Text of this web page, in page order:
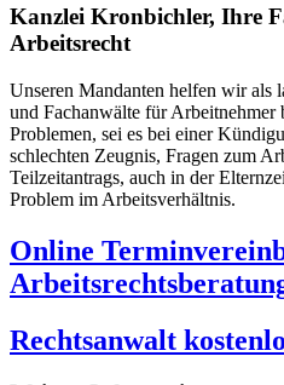
Kanzlei Kronbichler, Ihre
Arbeitsrecht
Unseren Mandanten helfen wir als
und Fachanwälte für Arbeitnehmer
Problemen, sei es bei einer
schlechten Zeugnis, Fragen zum
Teilzeitantrags, auch in der
Problem im Arbeitsverhältnis.
Online
Rechtsanwalt